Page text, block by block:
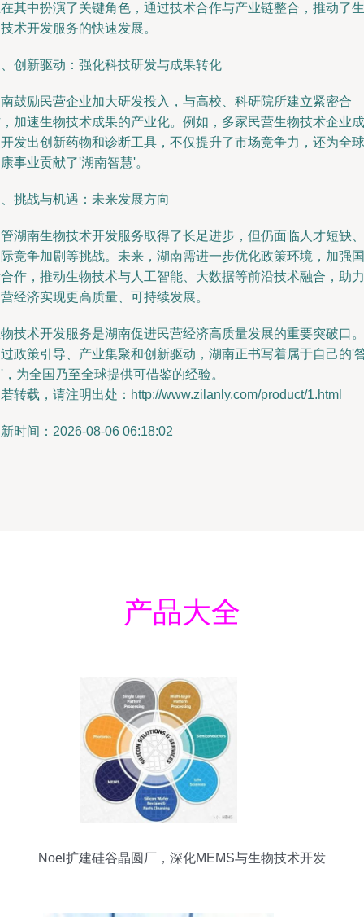
其中扮演了关键角色，通过技术合作与产业链整合，推动了生
术开发服务的快速发展。
创新驱动：强化科技研发与成果转化
鼓励民营企业加大研发投入，与高校、科研院所建立紧密合
加速生物技术成果的产业化。例如，多家民营生物技术企业成
发出创新药物和诊断工具，不仅提升了市场竞争力，还为全球
事业贡献了'湖南智慧'。
挑战与机遇：未来发展方向
湖南生物技术开发服务取得了长足进步，但仍面临人才短缺、
竞争加剧等挑战。未来，湖南需进一步优化政策环境，加强国
作，推动生物技术与人工智能、大数据等前沿技术融合，助力
经济实现更高质量、可持续发展。
技术开发服务是湖南促进民营经济高质量发展的重要突破口。
政策引导、产业集聚和创新驱动，湖南正书写着属于自己的'
，为全国乃至全球提供可借鉴的经验。
转载，请注明出处：http://www.zilanly.com/product/1.html
时间：2026-08-06 06:18:02
产品大全
Noel扩建硅谷晶圆厂，深化MEMS与生物技术开发